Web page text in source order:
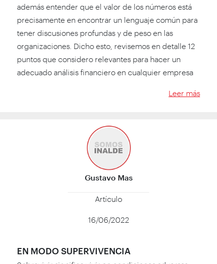
además entender que el valor de los números está
precisamente en encontrar un lenguaje común para
tener discusiones profundas y de peso en las
organizaciones. Dicho esto, revisemos en detalle 12
puntos que considero relevantes para hacer un
adecuado análisis financiero en cualquier empresa
Leer más
Gustavo Mas
Artículo
16/06/2022
EN MODO SUPERVIVENCIA